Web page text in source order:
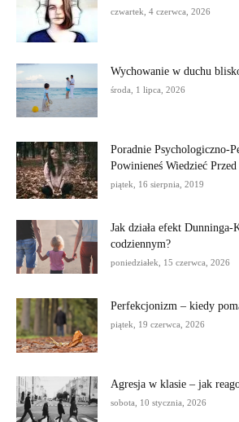
czwartek, 4 czerwca, 2026
Wychowanie w duchu
środa, 1 lipca, 2026
Poradnie Psychologiczno-
Powinieneś Wiedzieć
piątek, 16 sierpnia, 2019
Jak działa efekt
codziennym?
poniedziałek, 15 czerwca, 2026
Perfekcjonizm – kiedy
piątek, 19 czerwca, 2026
Agresja w klasie – jak
sobota, 10 stycznia, 2026